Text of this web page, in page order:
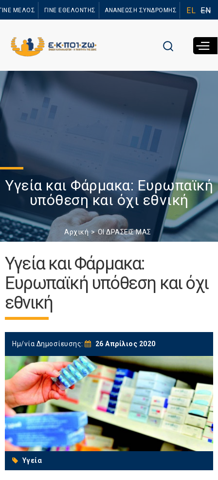
προς το
ΜΕΛΟΣ ΓΙΝΕ ΕΘΕΛΟΝΤΗΣ ΑΝΑΝΕΩΣΗ ΣΥΝΔΡΟΜΗΣ EL EN
Υγεία και Φάρμακα: Ευρωπαϊκή
υπόθεση και όχι εθνική
Αρχική ΟΙ ΔΡΑΣΕΙΣ ΜΑΣ
Υγεία και Φάρμακα:
Ευρωπαϊκή υπόθεση και όχι
εθνική
Ημ/νία Δημοσίευσης: 26 Απρίλιος 2020
Υγεία